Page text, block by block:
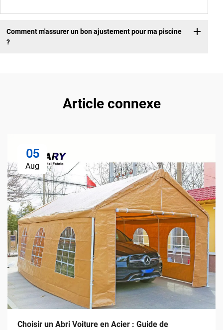
Comment m'assurer un bon ajustement pour ma piscine
?
Article connexe
05
Aug
Choisir un Abri Voiture en Acier : Guide de